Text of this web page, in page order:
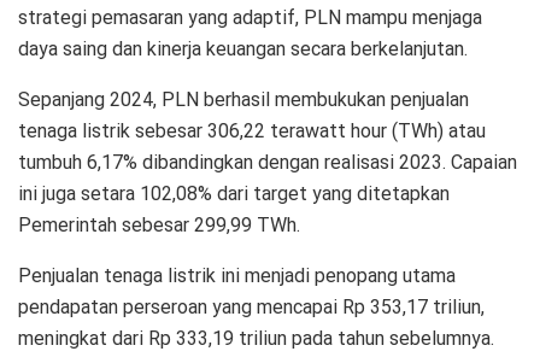
strategi pemasaran yang adaptif, PLN mampu menjaga
daya saing dan kinerja keuangan secara berkelanjutan.
Sepanjang 2024, PLN berhasil membukukan penjualan
tenaga listrik sebesar 306,22 terawatt hour (TWh) atau
tumbuh 6,17% dibandingkan dengan realisasi 2023. Capaian
ini juga setara 102,08% dari target yang ditetapkan
Pemerintah sebesar 299,99 TWh.
Penjualan tenaga listrik ini menjadi penopang utama
pendapatan perseroan yang mencapai Rp 353,17 triliun,
meningkat dari Rp 333,19 triliun pada tahun sebelumnya.